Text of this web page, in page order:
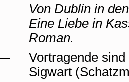
Von Dublin in
Eine Liebe in
Roman.
Vortragende
Sigwart